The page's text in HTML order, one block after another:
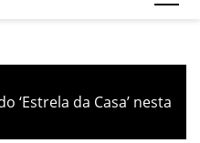
‘Estrela da Casa’ nesta